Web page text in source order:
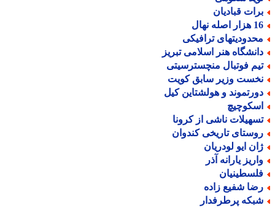
قبادیان
نهال
ترافیکی
هنر اسلامی تبریز
فوتبال منچسترسیتی
وزیر سابق کویت
و هولشتاین کیل
ناشی از کرونا
تاریخی کندوان
ایو لودریان
یارانه آذر
شفیع زاده
پرطرفدار